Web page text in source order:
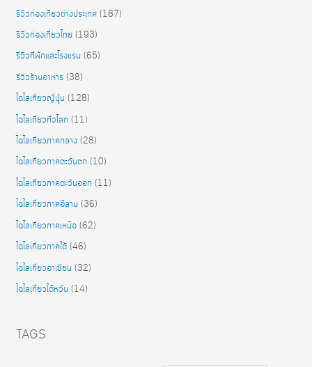
รีวิวท่องเที่ยวต่างประเทศ (187)
รีวิวท่องเที่ยวไทย (193)
รีวิวที่พักและโรงแรม (65)
รีวิวร้านอาหาร (38)
ไฉไลเที่ยวญี่ปุุ่น (128)
ไฉไลเที่ยวทั่วโลก (11)
ไฉไลเที่ยวภาคกลาง (28)
ไฉไลเที่ยวภาคตะวันตก (10)
ไฉไลเที่ยวภาคตะวันออก (11)
ไฉไลเที่ยวภาคอีสาน (36)
ไฉไลเที่ยวภาคเหนือ (62)
ไฉไลเที่ยวภาคใต้ (46)
ไฉไลเที่ยวอาเซียน (32)
ไฉไลเที่ยวไต้หวัน (14)
TAGS